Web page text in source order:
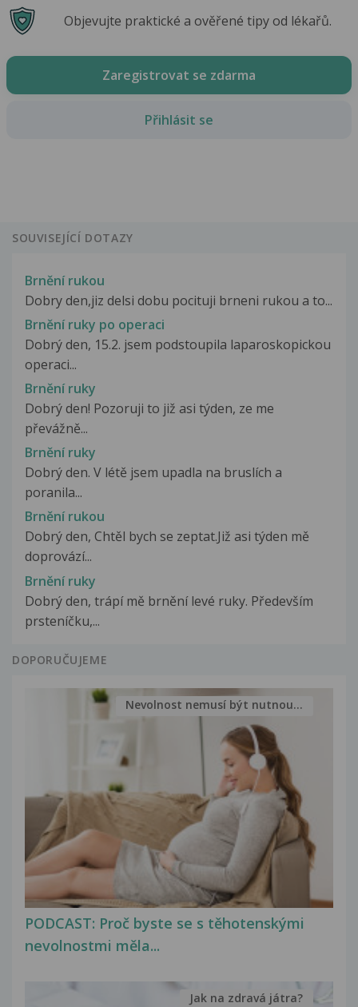
Objevujte praktické a ověřené tipy od lékařů.
Zaregistrovat se zdarma
Přihlásit se
SOUVISEJÍCÍ DOTAZY
Brnění rukou
Dobry den,jiz delsi dobu pocituji brneni rukou a to...
Brnění ruky po operaci
Dobrý den, 15.2. jsem podstoupila laparoskopickou
operaci...
Brnění ruky
Dobrý den! Pozoruji to již asi týden, ze me
převážně...
Brnění ruky
Dobrý den. V létě jsem upadla na bruslích a
poranila...
Brnění rukou
Dobrý den, Chtěl bych se zeptat.Již asi týden mě
doprovází...
Brnění ruky
Dobrý den, trápí mě brnění levé ruky. Především
prsteníčku,...
DOPORUČUJEME
PODCAST: Proč byste se s těhotenskými
nevolnostmi měla...
Nevolnost nemusí být nutnou...
Jak na zdravá játra?